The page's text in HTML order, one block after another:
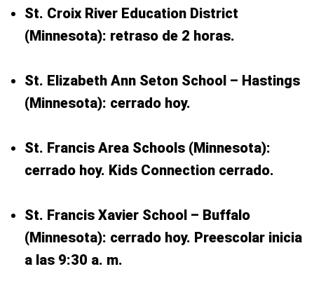
St. Croix River Education District
(Minnesota): retraso de 2 horas.
St. Elizabeth Ann Seton School – Hastings
(Minnesota): cerrado hoy.
St. Francis Area Schools (Minnesota):
cerrado hoy. Kids Connection cerrado.
St. Francis Xavier School – Buffalo
(Minnesota): cerrado hoy. Preescolar inicia
a las 9:30 a. m.